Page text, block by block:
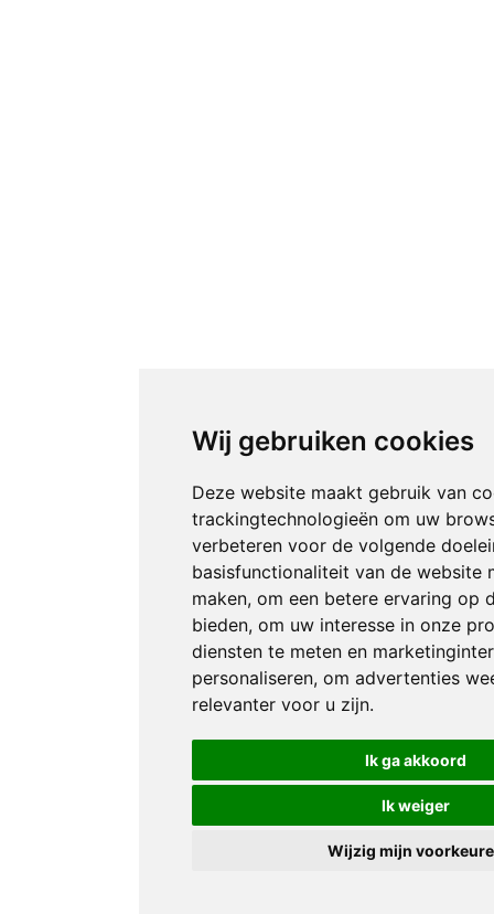
Wij gebruiken cookies
Deze website maakt gebruik van
trackingtechnologieën om uw
verbeteren voor de volgende
basisfunctionaliteit van de website
maken, om een betere ervaring op
bieden, om uw interesse in onze
diensten te meten en
personaliseren, om advertenties
relevanter voor u zijn.
Ik ga akkoord
Ik weiger
Wijzig mijn